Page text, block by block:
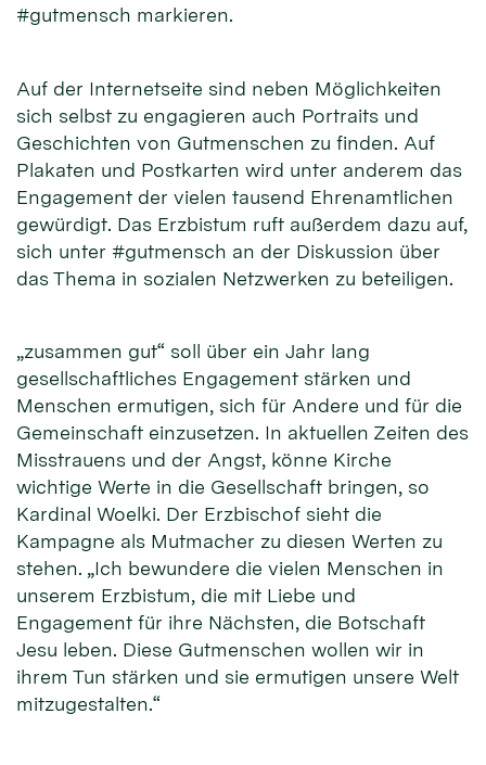
#gutmensch markieren.
Auf der Internetseite sind neben Möglichkeiten
sich selbst zu engagieren auch Portraits und
Geschichten von Gutmenschen zu finden. Auf
Plakaten und Postkarten wird unter anderem das
Engagement der vielen tausend Ehrenamtlichen
gewürdigt. Das Erzbistum ruft außerdem dazu auf,
sich unter #gutmensch an der Diskussion über
das Thema in sozialen Netzwerken zu beteiligen.
„zusammen gut“ soll über ein Jahr lang
gesellschaftliches Engagement stärken und
Menschen ermutigen, sich für Andere und für die
Gemeinschaft einzusetzen. In aktuellen Zeiten des
Misstrauens und der Angst, könne Kirche
wichtige Werte in die Gesellschaft bringen, so
Kardinal Woelki. Der Erzbischof sieht die
Kampagne als Mutmacher zu diesen Werten zu
stehen. „Ich bewundere die vielen Menschen in
unserem Erzbistum, die mit Liebe und
Engagement für ihre Nächsten, die Botschaft
Jesu leben. Diese Gutmenschen wollen wir in
ihrem Tun stärken und sie ermutigen unsere Welt
mitzugestalten.“